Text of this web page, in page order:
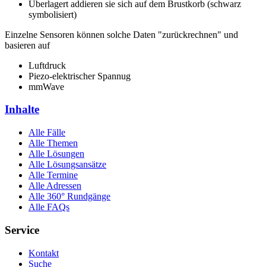
Überlagert addieren sie sich auf dem Brustkorb (schwarz
symbolisiert)
Einzelne Sensoren können solche Daten "zurückrechnen" und
basieren auf
Luftdruck
Piezo-elektrischer Spannug
mmWave
Inhalte
Alle Fälle
Alle Themen
Alle Lösungen
Alle Lösungsansätze
Alle Termine
Alle Adressen
Alle 360° Rundgänge
Alle FAQs
Service
Kontakt
Suche